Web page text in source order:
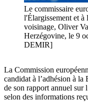
Le commissaire
l'Élargissement et à
voisinage, Oliver
Herzégovine, le 9
DEMIR]
La Commission
candidat à l’adhésion à
de son rapport annuel sur
selon des informations